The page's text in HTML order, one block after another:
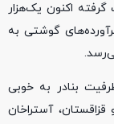
اکنون یک‌هزار
گوشتی به
بنادر به خوبی
قزاقستان، آستراخان